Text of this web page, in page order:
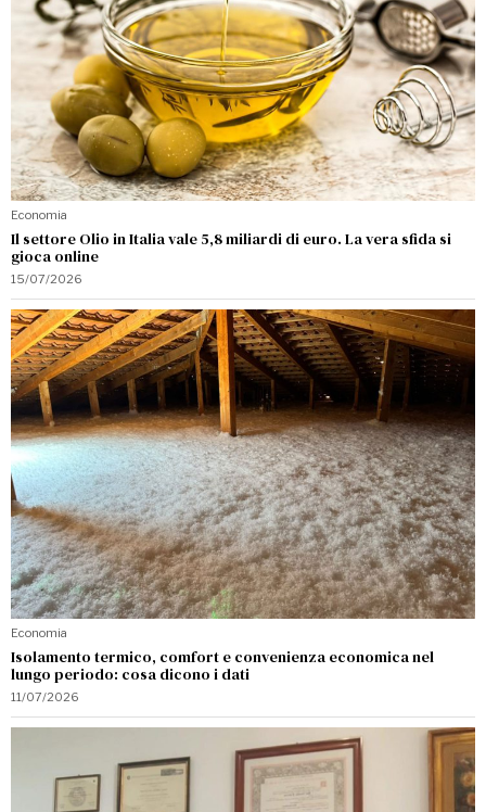
Economia
Il settore Olio in Italia vale 5,8 miliardi di euro. La vera sfida si
gioca online
15/07/2026
Economia
Isolamento termico, comfort e convenienza economica nel
lungo periodo: cosa dicono i dati
11/07/2026